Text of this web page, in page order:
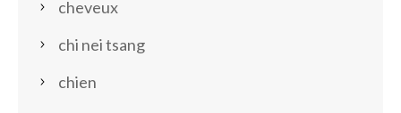
cheveux
chi nei tsang
chien